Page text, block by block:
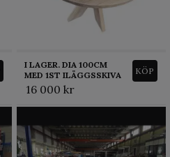
I LAGER. DIA 100CM
MED 1ST ILÄGGSSKIVA
16 000 kr
KÖP